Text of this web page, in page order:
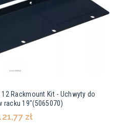
Rackmount Kit - Uchwyty do
racku 19"(5065070)
zł